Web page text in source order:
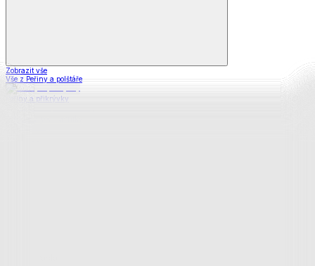
Zobrazit vše
Vše z Peřiny a polštáře
Peřiny a přikrývky